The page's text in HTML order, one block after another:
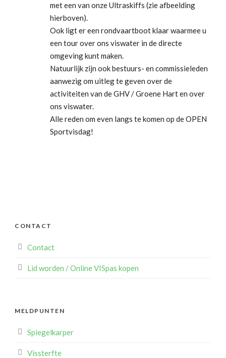
met een van onze Ultraskiffs (zie afbeelding
hierboven).
Ook ligt er een rondvaartboot klaar waarmee u
een tour over ons viswater in de directe
omgeving kunt maken.
Natuurlijk zijn ook bestuurs- en commissieleden
aanwezig om uitleg te geven over de
activiteiten van de GHV / Groene Hart en over
ons viswater.
Alle reden om even langs te komen op de OPEN
Sportvisdag!
CONTACT
Contact
Lid worden / Online VISpas kopen
MELDPUNTEN
Spiegelkarper
Vissterfte